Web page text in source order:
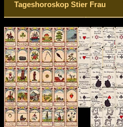
Tageshoroskop Stier Frau